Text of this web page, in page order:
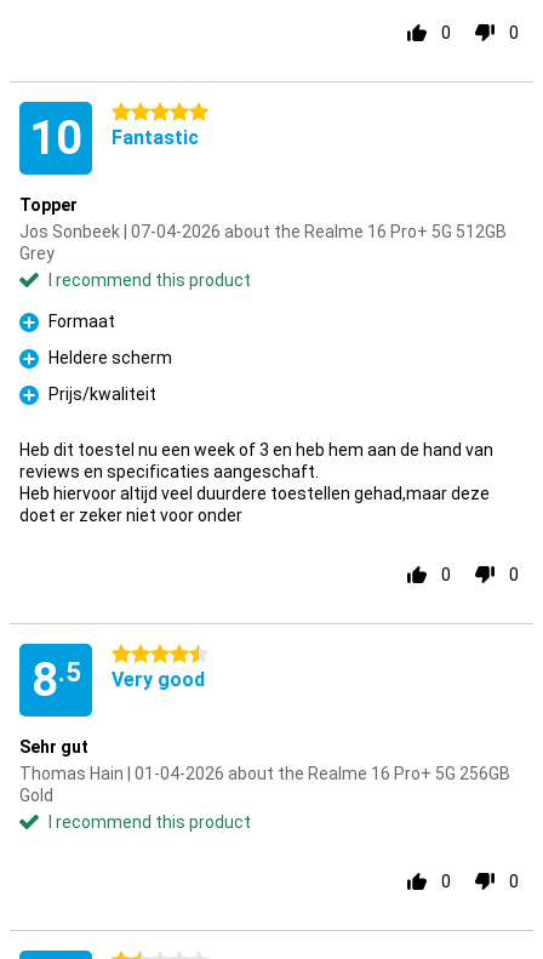
0 0
10 5 stars
Fantastic
Topper
Jos Sonbeek | 07-04-2026 about the Realme 16 Pro+ 5G 512GB
Grey
I recommend this product
Pro
Formaat
Pro
Heldere scherm
Pro
Prijs/kwaliteit
Heb dit toestel nu een week of 3 en heb hem aan de hand van
reviews en specificaties aangeschaft.
Heb hiervoor altijd veel duurdere toestellen gehad,maar deze
doet er zeker niet voor onder
0 0
8.5
4.5 stars
Very good
Sehr gut
Thomas Hain | 01-04-2026 about the Realme 16 Pro+ 5G 256GB
Gold
I recommend this product
0 0